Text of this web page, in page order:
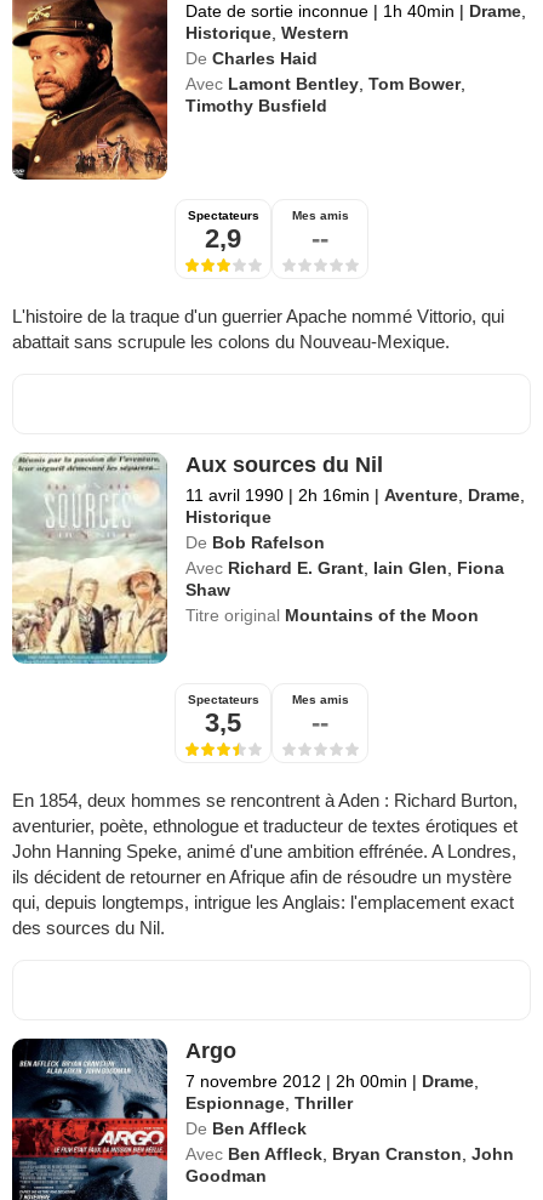
Date de sortie inconnue | 1h 40min | Drame
Historique ,Western
De Charles Haid
Avec Lamont Bentley ,Tom Bower,
Timothy Busfield
Spectateurs
2,9
Mes amis
--
L'histoire de la traque d'un guerrier Apache nommé Vittorio, qui
abattait sans scrupule les colons du Nouveau-Mexique.
Aux sources du Nil
11 avril 1990 | 2h 16min | Aventure Drame
Historique
De Bob Rafelson
Avec Richard E. Grant Iain Glen
Fiona
Shaw
Titre original Mountains of the Moon
Spectateurs
3,5
Mes amis
--
En 1854, deux hommes se rencontrent à Aden : Richard Burton,
aventurier, poète, ethnologue et traducteur de textes érotiques et
John Hanning Speke, animé d'une ambition effrénée. A Londres,
ils décident de retourner en Afrique afin de résoudre un mystère
qui, depuis longtemps, intrigue les Anglais: l'emplacement exact
des sources du Nil.
Argo
7 novembre 2012 | 2h 00min | Drame,
Espionnage,Thriller
De Ben Affleck
Avec Ben Affleck, Bryan Cranston,John
Goodman